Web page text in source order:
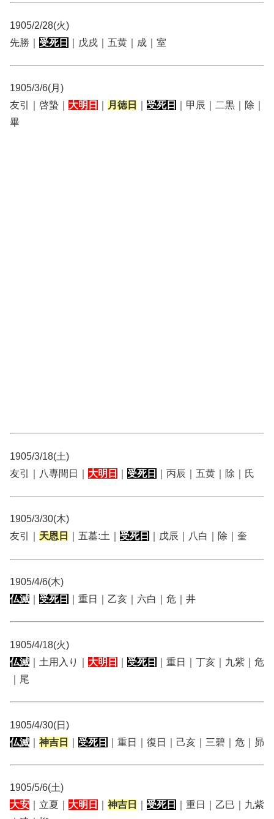
1905/2/28(火)
先勝｜ 受死日 ｜戊戌｜五黄｜成｜室
1905/3/6(月)
友引｜啓蟄｜ 大明日 月徳日 受死日
｜甲辰｜二黒｜除｜
畢
1905/3/18(土)
友引｜八専間日｜ 大明日 受死日 ｜丙辰｜五黄｜除｜氏
1905/3/30(木)
友引｜ 天恩日 ｜五墓:土｜ 受死日 ｜戊辰｜八白｜除｜奎
1905/4/6(木)
仏滅
受死日 ｜重日｜乙亥｜六白｜危｜井
1905/4/18(火)
仏滅 ｜土用入り｜ 大明日 受死日
｜重日｜丁亥｜九紫｜危
｜尾
1905/4/30(日)
仏滅
神吉日 受死日 ｜重日｜復日｜己亥｜三碧｜危｜昴
1905/5/6(土)
大安 ｜立夏｜ 大明日 神吉日 受死日
｜重日｜乙巳｜九紫